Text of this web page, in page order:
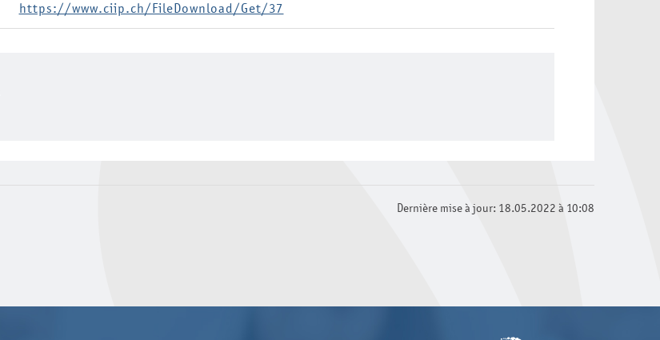
https://www.ciip.ch/FileDownload/Get/37
Dernière mise à jour: 18.05.2022 à 10:08